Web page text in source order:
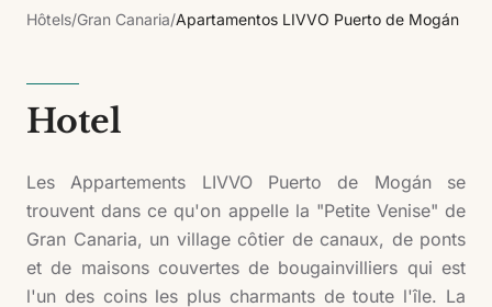
Hôtels/Gran Canaria/Apartamentos LIVVO Puerto de Mogán
Hotel
Les Appartements LIVVO Puerto de Mogán se
trouvent dans ce qu'on appelle la "Petite Venise" de
Gran Canaria, un village côtier de canaux, de ponts
et de maisons couvertes de bougainvilliers qui est
l'un des coins les plus charmants de toute l'île. La